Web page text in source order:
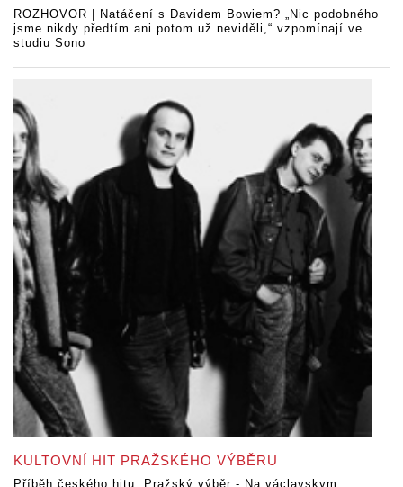
ROZHOVOR | Natáčení s Davidem Bowiem? „Nic podobného
jsme nikdy předtím ani potom už neviděli,“ vzpomínají ve
studiu Sono
KULTOVNÍ HIT PRAŽSKÉHO VÝBĚRU
Příběh českého hitu: Pražský výběr - Na václavskym